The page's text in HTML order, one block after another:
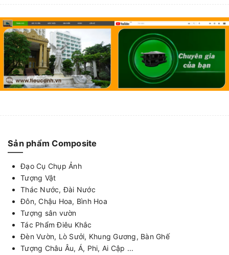
Sản phẩm Composite
Đạo Cụ Chụp Ảnh
Tượng Vật
Thác Nước, Đài Nước
Đôn, Chậu Hoa, Bình Hoa
Tượng sân vườn
Tác Phẩm Điêu Khắc
Đèn Vườn, Lò Sưởi, Khung Gương, Bàn Ghế
Tượng Châu Âu, Á, Phi, Ai Cập ...